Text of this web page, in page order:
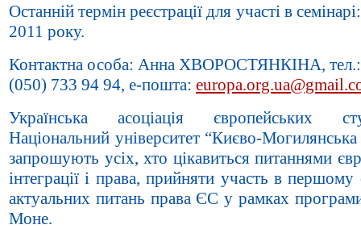
Останній термін реєстрації для участі в
2011 року.
Контактна особа: Анна ХВОРОСТЯНКІНА,
(050) 733 94 94, е-пошта:
Українська асоціація європейських
Національний університет “Києво-Могилянська
запрошують усіх, хто цікавиться питаннями
інтеграції і права, прийняти участь в першому
актуальних питань права ЄС у рамках
Моне.